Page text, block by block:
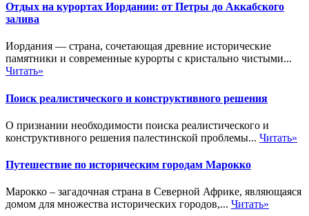
Отдых на курортах Иордании: от Петры до Аккабского
залива
Иордания — страна, сочетающая древние исторические
памятники и современные курорты с кристально чистыми...
Читать»
Поиск реалистического и конструктивного решения
О признании необходимости поиска реалистического и
конструктивного решения палестинской проблемы... Читать»
Путешествие по историческим городам Марокко
Марокко – загадочная страна в Северной Африке, являющаяся
домом для множества исторических городов,... Читать»